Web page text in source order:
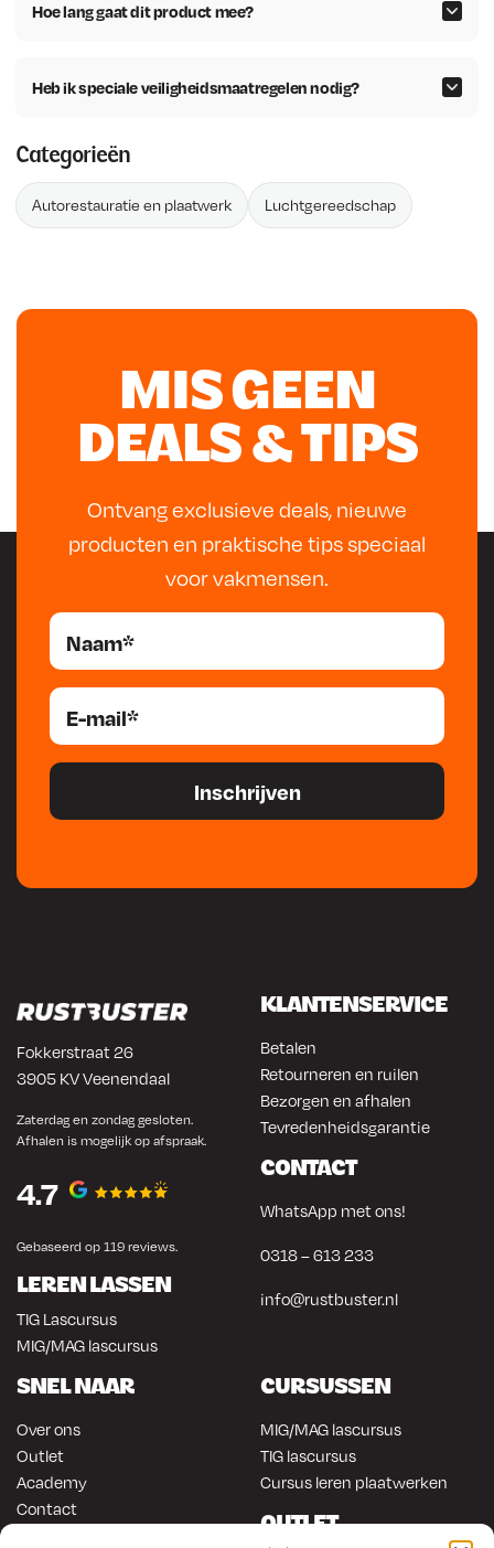
Hoe lang gaat dit product mee?
Heb ik speciale veiligheidsmaatregelen nodig?
Categorieën
Autorestauratie en plaatwerk Luchtgereedschap
MIS GEEN
DEALS & TIPS
Ontvang exclusieve deals, nieuwe
producten en praktische tips speciaal
voor vakmensen.
Fokkerstraat 26
3905 KV Veenendaal
Zaterdag en zondag gesloten.
Afhalen is mogelijk op afspraak.
4.7
Gebaseerd op 119 reviews.
LEREN LASSEN
TIG Lascursus
MIG/MAG lascursus
KLANTENSERVICE
Betalen
Retourneren en ruilen
Bezorgen en afhalen
Tevredenheidsgarantie
CONTACT
WhatsApp met ons!
0318 – 613 233
info@rustbuster.nl
SNEL NAAR
Over ons
Outlet
Academy
Contact
CURSUSSEN
MIG/MAG lascursus
TIG lascursus
Cursus leren plaatwerken
OUTLET